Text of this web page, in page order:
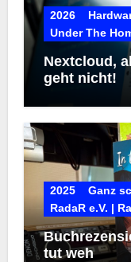
2026
Under The
Nextcloud,
geht nicht!
2025
Ganz
RadaR e.V. |
tut weh